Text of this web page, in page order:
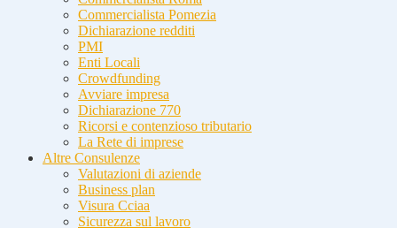
Commercialista Pomezia
Dichiarazione redditi
PMI
Enti Locali
Crowdfunding
Avviare impresa
Dichiarazione 770
Ricorsi e contenzioso tributario
La Rete di imprese
Altre Consulenze
Valutazioni di aziende
Business plan
Visura Cciaa
Sicurezza sul lavoro